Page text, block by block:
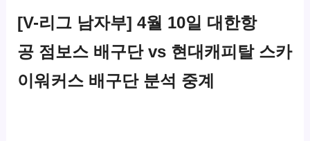
[V-리그 남자부] 4월 10일 대한항
공 점보스 배구단 vs 현대캐피탈 스카
이워커스 배구단 분석 중계